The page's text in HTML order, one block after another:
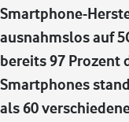
Smartphone-
ausnahmslos auf
bereits 97 Prozent
Smartphones
als 60